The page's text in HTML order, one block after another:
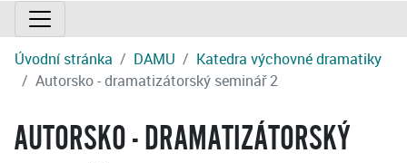
Úvodní stránka DAMU
Katedra výchovné dramatiky
Autorsko - dramatizátorský seminář 2
AUTORSKO - DRAMATIZÁTORSKÝ